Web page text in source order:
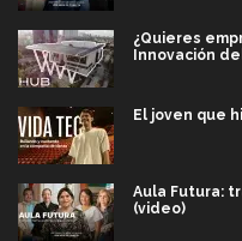
¿Quieres
Innovación
El joven que
Aula Futura:
(video)